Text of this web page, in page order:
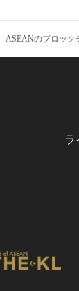
ASEANのブロック
ラ